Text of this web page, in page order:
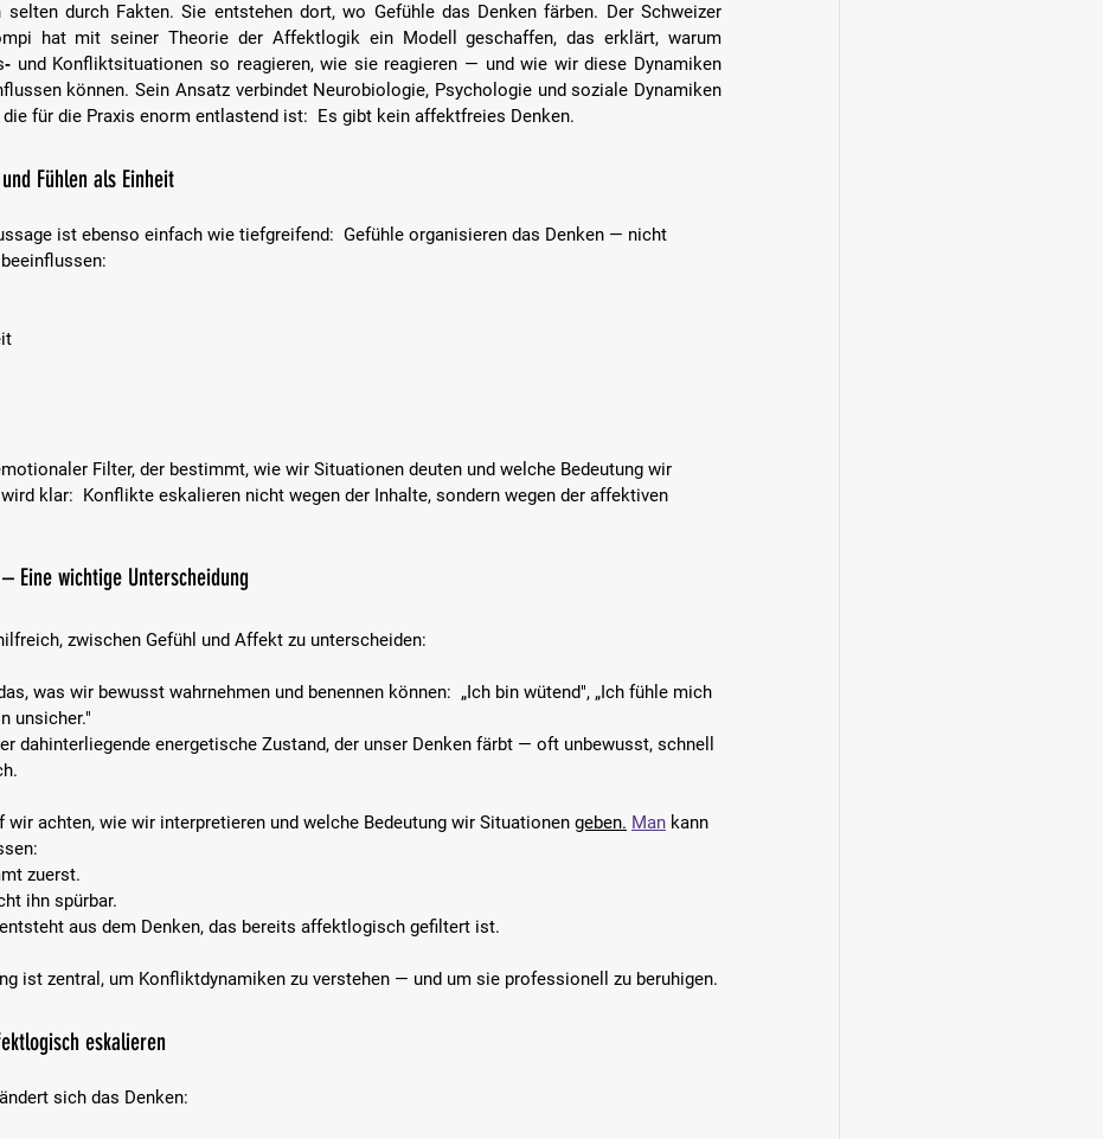
selten durch Fakten. Sie entstehen dort, wo Gefühle das Denken färben. Der Schweizer
hat mit seiner Theorie der Affektlogik ein Modell geschaffen, das erklärt, warum
und Konfliktsituationen so reagieren, wie sie reagieren — und wie wir diese Dynamiken
können. Sein Ansatz verbindet Neurobiologie, Psychologie und soziale Dynamiken
für die Praxis enorm entlastend ist: Es gibt kein affektfreies Denken.
Fühlen als Einheit
ist ebenso einfach wie tiefgreifend:  Gefühle organisieren das Denken — nicht
Filter, der bestimmt, wie wir Situationen deuten und welche Bedeutung wir
klar:  Konflikte eskalieren nicht wegen der Inhalte, sondern wegen der affektiven
Eine wichtige Unterscheidung
zwischen Gefühl und Affekt zu unterscheiden:
was wir bewusst wahrnehmen und benennen können:  „Ich bin wütend", „Ich fühle mich
unsicher."
dahinterliegende energetische Zustand, der unser Denken färbt — oft unbewusst, schnell
wir achten, wie wir interpretieren und welche Bedeutung wir Situationen geben. Man kann
zuerst.
ihn spürbar.
aus dem Denken, das bereits affektlogisch gefiltert ist.
ist zentral, um Konfliktdynamiken zu verstehen — und um sie professionell zu beruhigen.
eskalieren
sich das Denken: